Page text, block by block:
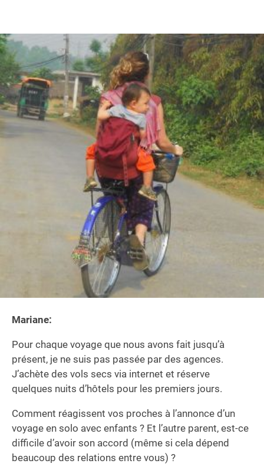
Mariane:
Pour chaque voyage que nous avons fait jusqu’à
présent, je ne suis pas passée par des agences.
J’achète des vols secs via internet et réserve
quelques nuits d’hôtels pour les premiers jours.
Comment réagissent vos proches à l’annonce d’un
voyage en solo avec enfants ? Et l’autre parent, est-ce
difficile d’avoir son accord (même si cela dépend
beaucoup des relations entre vous) ?